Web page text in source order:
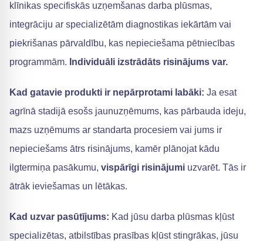
klīnikas specifiskās uzņemšanas darba plūsmas,
integrāciju ar specializētām diagnostikas iekārtām vai
piekrišanas pārvaldību, kas nepieciešama pētniecības
programmām. Individuāli izstrādāts risinājums var.
Kad gatavie produkti ir nepārprotami labāki: Ja esat
agrīnā stadijā esošs jaunuzņēmums, kas pārbauda ideju,
mazs uzņēmums ar standarta procesiem vai jums ir
nepieciešams ātrs risinājums, kamēr plānojat kādu
ilgtermiņa pasākumu, vispārīgi risinājumi uzvarēt. Tās ir
ātrāk ieviešamas un lētākas.
Kad uzvar pasūtījums: Kad jūsu darba plūsmas kļūst
specializētas, atbilstības prasības kļūst stingrākas, jūsu